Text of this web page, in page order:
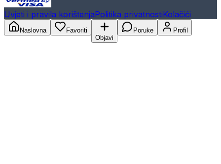
Uvjeti i pravila korištenjaPolitika privatnostiKolačići
Naslovna
Favoriti
Objavi
Poruke Profil